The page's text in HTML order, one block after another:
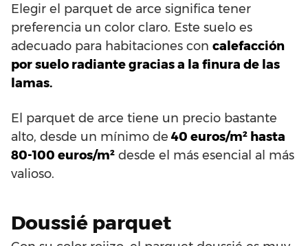
Elegir el parquet de arce significa tener
preferencia un color claro. Este suelo es
adecuado para habitaciones con calefacción
por suelo radiante gracias a la finura de las
lamas.
El parquet de arce tiene un precio bastante
alto, desde un mínimo de 40 euros/m² hasta
80-100 euros/m² desde el más esencial al más
valioso.
Doussié parquet